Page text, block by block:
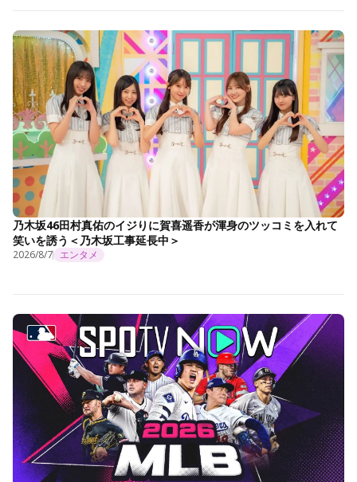
乃木坂46田村真佑のイジりに賀喜遥香が渾身のツッコミを入れて
笑いを誘う＜乃木坂工事延長中＞
2026/8/7 エンタメ